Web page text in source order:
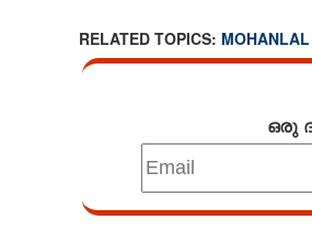
RELATED TOPICS: MOHANLAL
ഒരു